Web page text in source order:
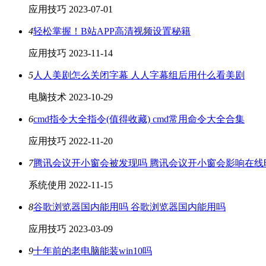
应用技巧 2023-07-01
4轻松掌握！B站APP高清视频设置秘籍
应用技巧 2023-11-14
5人人美剧怎么关闭字幕 人人字幕组后用什么看美剧
电脑技术 2023-10-29
6cmd指令大全指令(值得收藏) cmd常用命令大全合集
应用技巧 2022-11-20
7腾讯会议开小窗会被发现吗 腾讯会议开小窗会影响在线
系统使用 2022-11-15
8谷歌浏览器国内能用吗 谷歌浏览器国内能用吗
应用技巧 2023-03-09
9十年前的老电脑能装win10吗